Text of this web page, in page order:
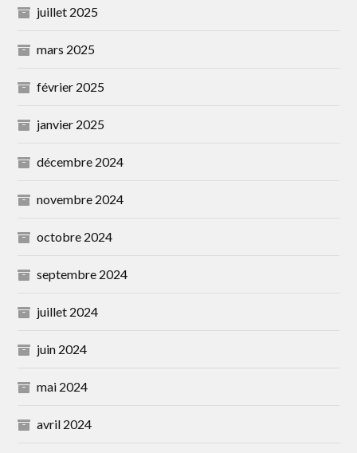
juillet 2025
mars 2025
février 2025
janvier 2025
décembre 2024
novembre 2024
octobre 2024
septembre 2024
juillet 2024
juin 2024
mai 2024
avril 2024